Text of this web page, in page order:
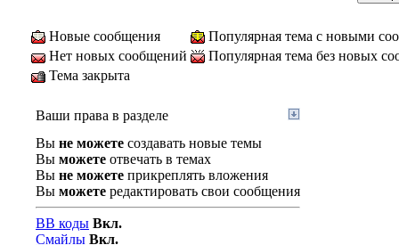
Новые сообщения
Популярная тема с новыми
Нет новых сообщений
Популярная тема без новых
Тема закрыта
Ваши права в разделе
Вы не можете создавать новые темы
Вы можете отвечать в темах
Вы не можете прикреплять вложения
Вы можете редактировать свои сообщения
BB коды Вкл.
Смайлы Вкл.